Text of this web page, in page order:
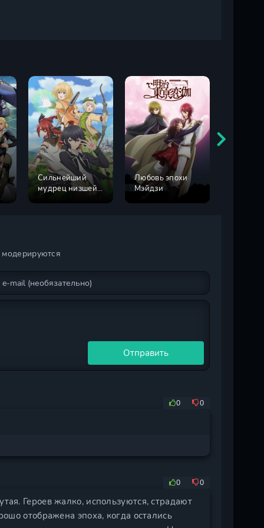
Сильнейший
мудрец низшей
Любовь эпохи
Мэйдзи
Отправить
0 0
0 0
Героев жалко, используются, страдают
отображена эпоха, когда остались